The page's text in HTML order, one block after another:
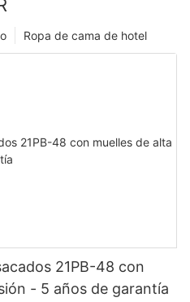
Ropa de cama de hotel
21PB-48 con
- 5 años de garantía